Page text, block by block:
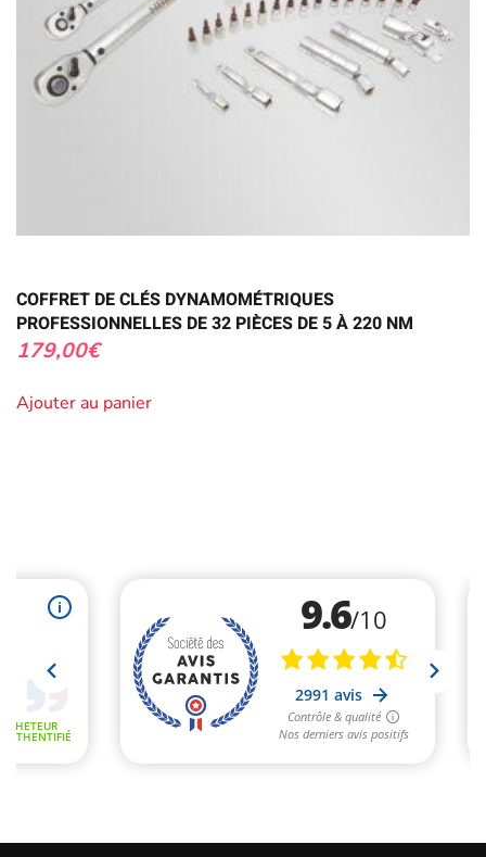
COFFRET DE CLÉS DYNAMOMÉTRIQUES
PROFESSIONNELLES DE 32 PIÈCES DE 5 À 220 NM
179,00€
Ajouter au panier